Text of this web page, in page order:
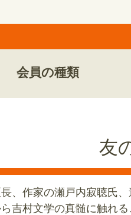
会員の種類
友
、作家の瀬戸内寂聴氏
吉村文学の真髄に触れ